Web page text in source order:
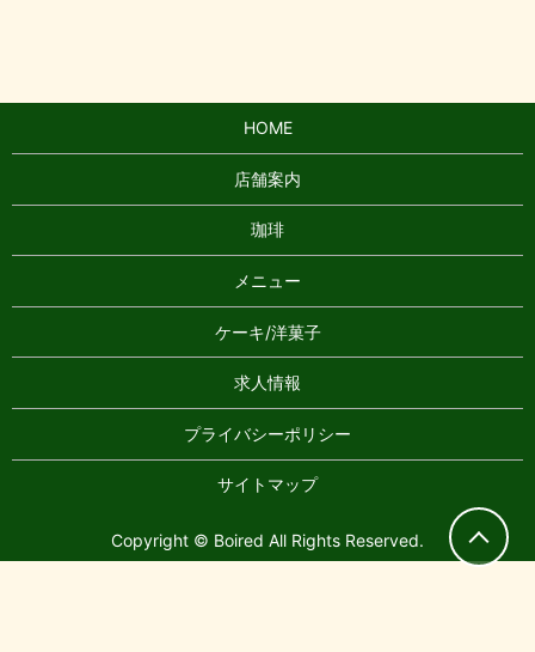
HOME
店舗案内
珈琲
メニュー
ケーキ/洋菓子
求人情報
プライバシーポリシー
サイトマップ
Copyright © Boired All Rights Reserved.